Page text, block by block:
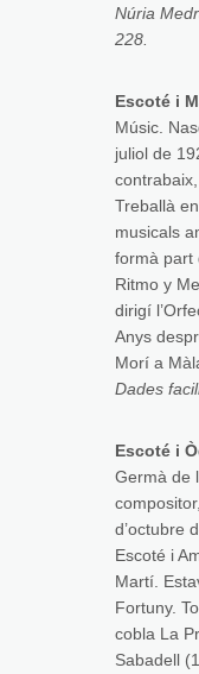
Núria
228.
Escoté i
Músic.
juliol de
Treballà
musicals
formà part
Ritmo y
dirigí
Anys
Morí a
Dades
Escoté i
Germà de
d’octubre
Escoté i
Martí.
Fortuny.
cobla La
Sabadell